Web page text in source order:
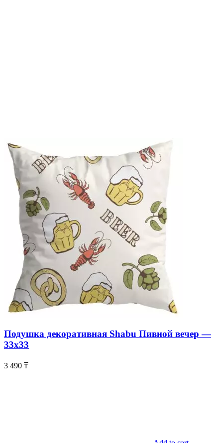
Подушка декоративная Shabu Пивной вечер —
33х33
3 490 ₸